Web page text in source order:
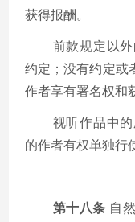
获得报酬。
前款规定以
约定；没有约定或
作者享有署名权和
视听作品中
的作者有权单独行
第十八条 自